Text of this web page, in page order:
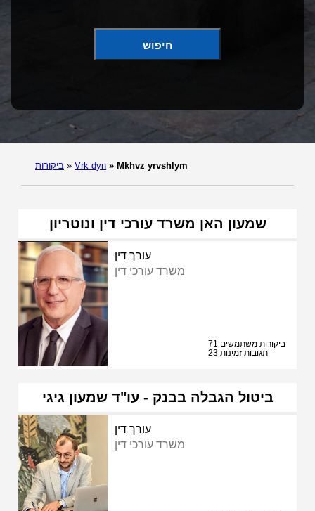
חיפוש
ביקורות » Vrk dyn » Mkhvz yrvshlym
שמעון האן משרד עורכי דין ונוטריון
עורך דין
משרד עורכי דין
71 ביקורות משתמשים
23 תגובות זמינות
ביטול הגבלה בבנק - עו"ד שמעון גיגי
עורך דין
משרד עורכי דין